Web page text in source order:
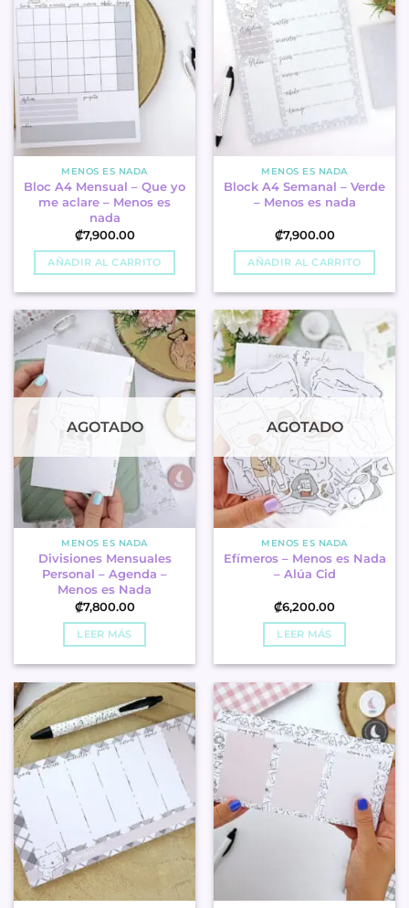
MENOS ES NADA
Bloc A4 Mensual – Que yo
me aclare – Menos es
nada
₡7,900.00
AÑADIR AL CARRITO
MENOS ES NADA
Block A4 Semanal – Verde
– Menos es nada
₡7,900.00
AÑADIR AL CARRITO
AGOTADO
MENOS ES NADA
Divisiones Mensuales
Personal – Agenda –
Menos es Nada
₡7,800.00
LEER MÁS
AGOTADO
MENOS ES NADA
Efímeros – Menos es Nada
– Alúa Cid
₡6,200.00
LEER MÁS